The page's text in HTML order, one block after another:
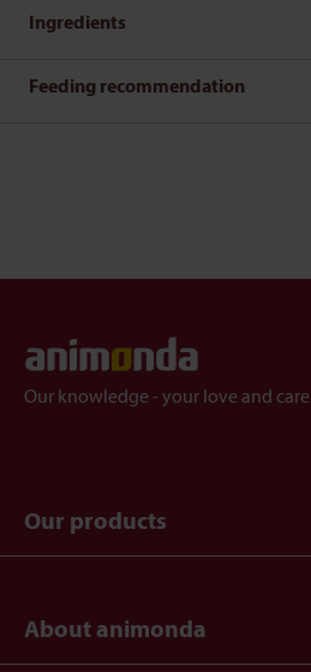
Ingredients
Feeding recommendation
Our knowledge - your love and care
Our products
About animonda